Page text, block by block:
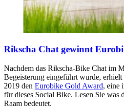
Rikscha Chat gewinnt
Nachdem das Rikscha-Bike Chat im
Begeisterung eingeführt wurde,
2019 den Eurobike Gold Award, eine
für dieses Social Bike. Lesen Sie was
Raam bedeutet.